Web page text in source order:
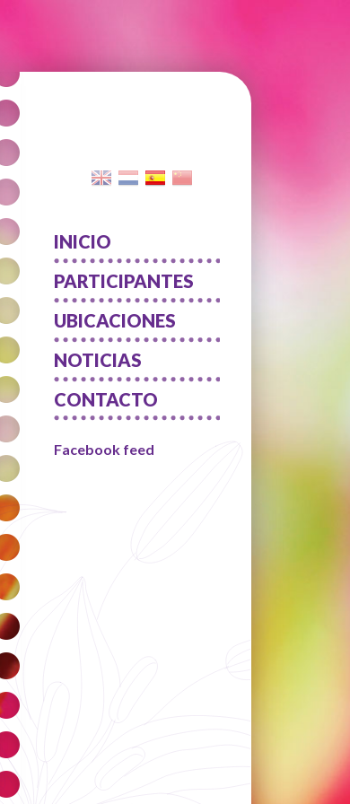
INICIO
PARTICIPANTES
UBICACIONES
NOTICIAS
CONTACTO
Facebook feed